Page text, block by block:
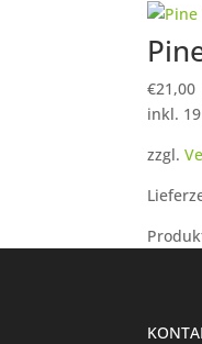
€21,00
inkl.
zzgl.